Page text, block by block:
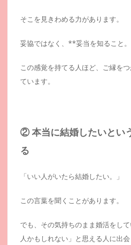
そこを見きわめる力があります。
妥協ではなく、**妥当を知ること
この感覚を持てる人ほど、ご縁を
ています。
② 本当に結婚したいとい
る
「いい人がいたら結婚したい。」
この言葉を聞くことがあります。
でも、その気持ちのまま婚活をし
人かもしれない」と思える人に出